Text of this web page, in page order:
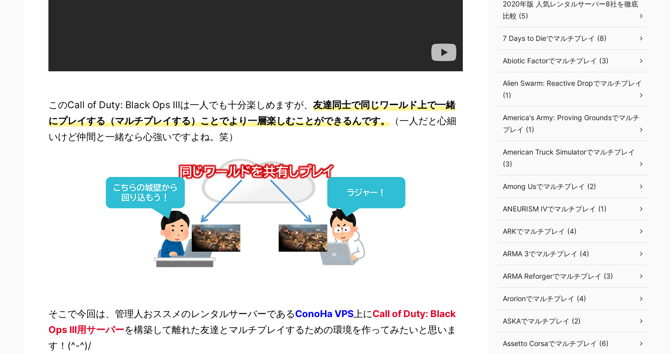
このCall of Duty: Black Ops IIIは一人でも十分楽しめますが、 友達同士で同じワールド上で一緒
にプレイする（マルチプレイする）ことでより一層楽しむことができるんです。 （一人だと心細
いけど仲間と一緒なら心強いですよね。笑）
そこで今回は、管理人おススメのレンタルサーバーであるConoHa VPS上にCall of Duty: Black
Ops III用サーバーを構築して離れた友達とマルチプレイするための環境を作ってみたいと思いま
す！(^-^)/
2020年版 人気レンタルサーバー8社を徹底
比較 (5)
7 Days to Dieでマルチプレイ (8)
Abiotic Factorでマルチプレイ (3)
Alien Swarm: Reactive Dropでマルチプレイ
(1)
America's Army: Proving Groundsでマルチ
プレイ (1)
American Truck Simulatorでマルチプレイ
(3)
Among Usでマルチプレイ (2)
ANEURISM IVでマルチプレイ (1)
ARKでマルチプレイ (4)
ARMA 3でマルチプレイ (4)
ARMA Reforgerでマルチプレイ (3)
Arorionでマルチプレイ (4)
ASKAでマルチプレイ (2)
Assetto Corsaでマルチプレイ (6)